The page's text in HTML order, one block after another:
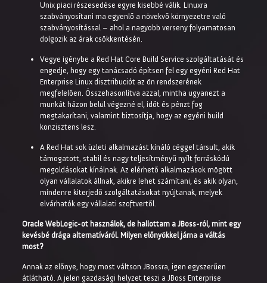
Unix piaci részesedése egyre kisebbé válik. Linuxra
szabványosítani ma egyenlő a növekvő környezetre való
szabványosítással – ahol a nagyobb verseny folyamatosan
dolgozik az árak csökkentésén.
Vegye igénybe a Red Hat Core Build Service szolgáltatását és
engedje, hogy egy tanácsadó építsen fel egy egyéni Red Hat
Enterprise Linux disztribuciót az ön rendszerének
megfelelően. Összehasonlítva azzal, mintha ugyanezt a
munkát házon belül végezné el, időt és pénzt fog
megtakarítani, valamint biztosítja, hogy az egyéni build
konzisztens lesz.
A Red Hat sok üzleti alkalmazást kínáló céggel társult, akik
támogatott, stabil és nagy teljesítményű nyílt forráskódú
megoldásokat kínálnak. Az elérhető alkalmazások mögött
olyan vállalatok állnak, akikre lehet számítani, és akik olyan,
mindenre kiterjedő szolgáltatásokat nyújtanak, melyek
elvárhatók egy vállalati szoftvertől.
Oracle WebLogic-ot használok, de hallottam a JBoss-ról, mint egy
kevésbé drága alternatíváról. Milyen előnyökkel járna a váltás
most?
Annak az előnye, hogy most váltson JBossra, igen egyszerűen
átlátható. A jelen gazdasági helyzet teszi a JBoss Enterprise